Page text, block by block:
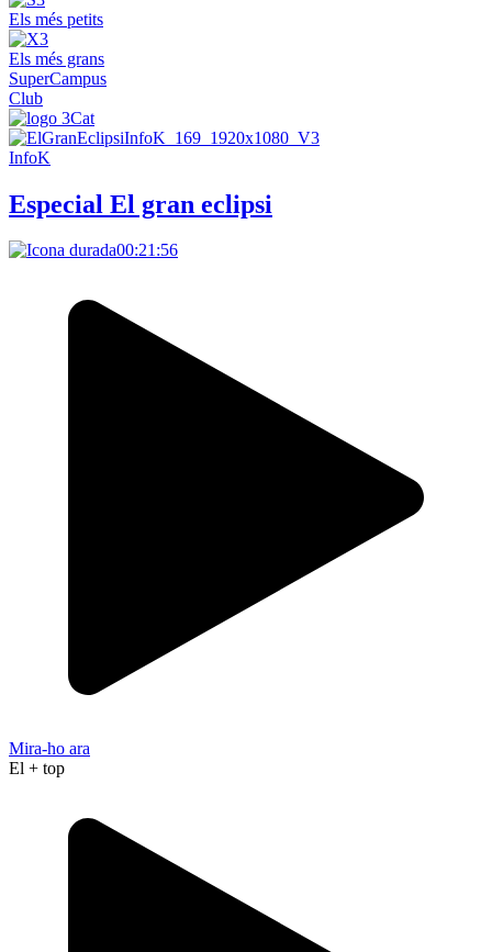
Els més petits
Els més grans
SuperCampus
Club
InfoK
Especial El gran eclipsi
00:21:56
Mira-ho ara
El + top